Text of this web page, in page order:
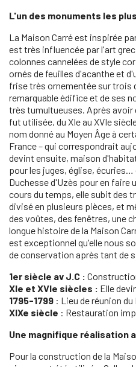
L'un des monuments les
La Maison Carré est inspirée
est très influencée par l'art
colonnes cannelées de style
ornés de feuilles d'acanthe et
frise très ornementée sur trois
remarquable édifice et de ses
très tumultueuses. Après avoir
fut utilisée, du XIe au XVIe
nom donné au Moyen Âge à
France – qui correspondrait
devint ensuite, maison
pour les juges, église,
Duchesse d'Uzès pour en faire
cours du temps, elle subit des
divisé en plusieurs pièces, et
des voûtes, des fenêtres, une
longue histoire de la Maison
est exceptionnel qu'elle nous
de conservation après tant de
1er siècle av J.C :
XIe et XVIe siècles : Elle
1795-1799 : Lieu de réunion
XIXe siècle : Restauration
Une magnifique réalisation
Pour la construction de la